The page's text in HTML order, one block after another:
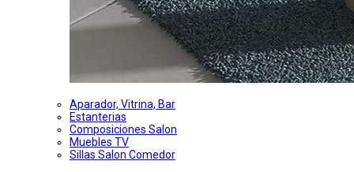
Aparador, Vitrina, Bar
Estanterias
Composiciones Salon
Muebles TV
Sillas Salon Comedor